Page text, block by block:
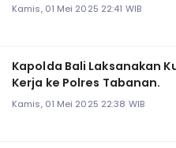
Kamis, 01 Mei 2025 22:41 WIB
Kapolda Bali Laksanakan
Kerja ke Polres Tabanan.
Kamis, 01 Mei 2025 22:38 WIB